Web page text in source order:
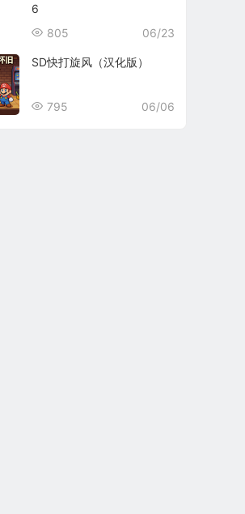
6
06/23
805
SD快打旋风（汉化版）
06/06
795